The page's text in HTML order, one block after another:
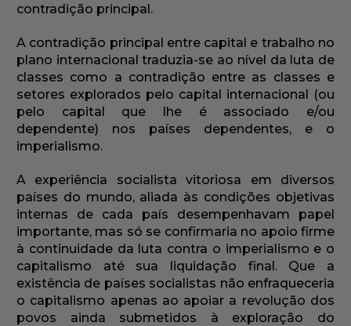
contradição principal.
A contradição principal entre capital e trabalho no
plano internacional traduzia-se ao nível da luta de
classes como a contradição entre as classes e
setores explorados pelo capital internacional (ou
pelo capital que lhe é associado e/ou
dependente) nos países dependentes, e o
imperialismo.
A experiência socialista vitoriosa em diversos
países do mundo, aliada às condições objetivas
internas de cada país desempenhavam papel
importante, mas só se confirmaria no apoio firme
à continuidade da luta contra o imperialismo e o
capitalismo até sua liquidação final. Que a
existência de países socialistas não enfraqueceria
o capitalismo apenas ao apoiar a revolução dos
povos ainda submetidos à exploração do